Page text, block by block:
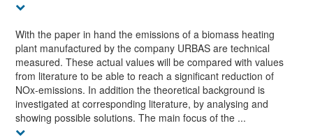
With the paper in hand the emissions of a biomass heating
plant manufactured by the company URBAS are technical
measured. These actual values will be compared with values
from literature to be able to reach a significant reduction of
NOx-emissions. In addition the theoretical background is
investigated at corresponding literature, by analysing and
showing possible solutions. The main focus of the ...